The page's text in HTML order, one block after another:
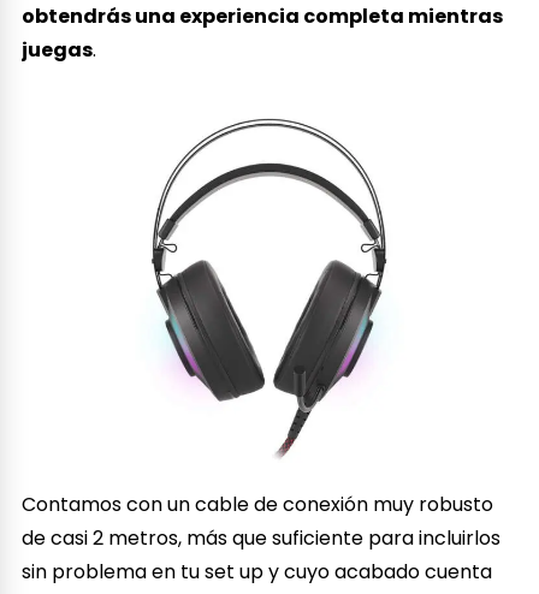
obtendrás una experiencia completa mientras
juegas.
Contamos con un cable de conexión muy robusto
de casi 2 metros, más que suficiente para incluirlos
sin problema en tu set up y cuyo acabado cuenta